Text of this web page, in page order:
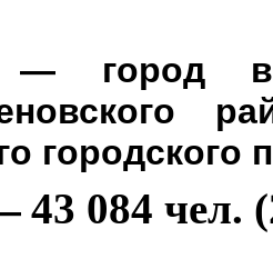
город в
городского
43 084 чел.